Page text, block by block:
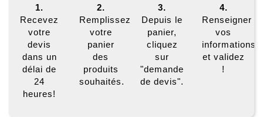
1.
Recevez
votre
devis
dans un
délai de
24
heures!
2.
Remplissez
votre
panier
des
produits
souhaités.
3.
Depuis le
panier,
cliquez
sur
"demande
de devis".
4.
Renseigner
vos
informations
et validez
!